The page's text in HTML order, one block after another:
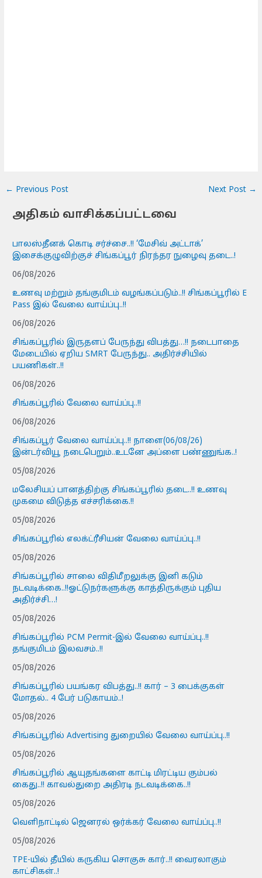
← Previous Post Next Post →
அதிகம் வாசிக்கப்பட்டவை
பாலஸ்தீனக் கொடி சர்ச்சை..!! ‘மேசிவ் அட்டாக்’
இசைக்குழுவிற்குச் சிங்கப்பூர் நிரந்தர நுழைவு தடை..!
06/08/2026
உணவு மற்றும் தங்குமிடம் வழங்கப்படும்..!! சிங்கப்பூரில் E
Pass இல் வேலை வாய்ப்பு..!!
06/08/2026
சிங்கப்பூரில் இருதளப் பேருந்து விபத்து…!! நடைபாதை
மேடையில் ஏறிய SMRT பேருந்து.. அதிர்ச்சியில்
பயணிகள்..!!
06/08/2026
சிங்கப்பூரில் வேலை வாய்ப்பு..!!
06/08/2026
சிங்கப்பூர் வேலை வாய்ப்பு..!! நாளை(06/08/26)
இன்டர்வியூ நடைபெறும்..உடனே அப்ளை பண்ணுங்க..!
05/08/2026
மலேசியப் பானத்திற்கு சிங்கப்பூரில் தடை..!! உணவு
முகமை விடுத்த எச்சரிக்கை.!!
05/08/2026
சிங்கப்பூரில் எலக்ட்ரீசியன் வேலை வாய்ப்பு..!!
05/08/2026
சிங்கப்பூரில் சாலை விதிமீறலுக்கு இனி கடும்
நடவடிக்கை..!!ஓட்டுநர்களுக்கு காத்திருக்கும் புதிய
அதிர்ச்சி…!
05/08/2026
சிங்கப்பூரில் PCM Permit-இல் வேலை வாய்ப்பு..!!
தங்குமிடம் இலவசம்..!!
05/08/2026
சிங்கப்பூரில் பயங்கர விபத்து..!! கார் – 3 பைக்குகள்
மோதல்.. 4 பேர் படுகாயம்..!
05/08/2026
சிங்கப்பூரில் Advertising துறையில் வேலை வாய்ப்பு..!!
05/08/2026
சிங்கப்பூரில் ஆயுதங்களை காட்டி மிரட்டிய கும்பல்
கைது..!! காவல்துறை அதிரடி நடவடிக்கை..!!
05/08/2026
வெளிநாட்டில் ஜெனரல் ஒர்க்கர் வேலை வாய்ப்பு..!!
05/08/2026
TPE-யில் தீயில் கருகிய சொகுசு கார்..!! வைரலாகும்
காட்சிகள்..!